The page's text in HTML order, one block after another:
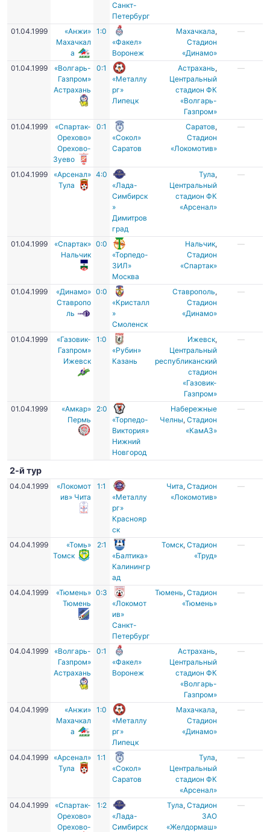
Санкт-
Петербург
01.04.1999
«Анжи»
Махачкал
а
1:0
«Факел»
Воронеж
Махачкала,
Стадион
«Динамо»
—
01.04.1999
«Волгарь-
Газпром»
Астрахань
0:1
«Металлу
рг»
Липецк
Астрахань,
Центральный
стадион ФК
«Волгарь-
Газпром»
—
01.04.1999
«Спартак-
Орехово»
Орехово-
Зуево
0:1
«Сокол»
Саратов
Саратов,
Стадион
«Локомотив»
—
01.04.1999
«Арсенал»
Тула
4:0
«Лада-
Симбирск
»
Димитров
град
Тула,
Центральный
стадион ФК
«Арсенал»
—
01.04.1999
«Спартак»
Нальчик
0:0
«Торпедо-
ЗИЛ»
Москва
Нальчик,
Стадион
«Спартак»
—
01.04.1999
«Динамо»
Ставропо
ль
0:0
«Кристалл
»
Смоленск
Ставрополь,
Стадион
«Динамо»
—
01.04.1999
«Газовик-
Газпром»
Ижевск
1:0
«Рубин»
Казань
Ижевск,
Центральный
республиканский
стадион
«Газовик-
Газпром»
—
01.04.1999
«Амкар»
Пермь
2:0
«Торпедо-
Виктория»
Нижний
Новгород
Набережные
Челны,Стадион
«КамАЗ»
—
2-й тур
04.04.1999
«Локомот
ив» Чита
1:1
«Металлу
рг»
Краснояр
ск
Чита,Стадион
«Локомотив»
—
04.04.1999
«Томь»
Томск
2:1
«Балтика»
Калинингр
ад
Томск,Стадион
«Труд»
—
04.04.1999
«Тюмень»
Тюмень
0:3
«Локомот
ив»
Санкт-
Петербург
Тюмень,Стадион
«Тюмень»
—
04.04.1999
«Волгарь-
Газпром»
Астрахань
0:1
«Факел»
Воронеж
Астрахань,
Центральный
стадион ФК
«Волгарь-
Газпром»
—
04.04.1999
«Анжи»
Махачкал
а
1:0
«Металлу
рг»
Липецк
Махачкала,
Стадион
«Динамо»
—
04.04.1999
«Арсенал»
Тула
1:1
«Сокол»
Саратов
Тула,
Центральный
стадион ФК
«Арсенал»
—
04.04.1999
«Спартак-
Орехово»
Орехово-
1:2
«Лада-
Симбирск
Тула,Стадион
ЗАО
«Желдормаш»
—